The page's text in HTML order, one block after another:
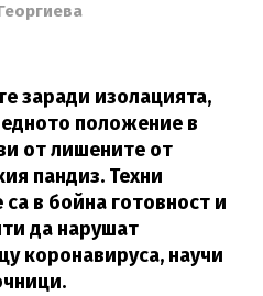
заради изолацията,
положение в
от лишените от
пандиз. Техни
в бойна готовност и
да нарушат
коронавируса, научи